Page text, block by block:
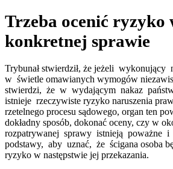
Trzeba ocenić ryzyko
konkretnej sprawie
Trybunał stwierdził, że jeżeli wykonujący
w świetle omawianych wymogów
stwierdzi, że w wydającym nakaz
istnieje rzeczywiste ryzyko naruszenia
rzetelnego procesu sądowego, organ ten
dokładny sposób, dokonać oceny, czy w
rozpatrywanej sprawy istnieją poważne i
podstawy, aby uznać, że ścigana osoba
ryzyko w następstwie jej przekazania.